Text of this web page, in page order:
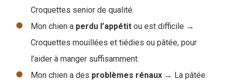
Croquettes senior de qualité.
Mon chien a perdu l’appétit ou est difficile →
Croquettes mouillées et tiédies ou pâtée, pour
l’aider à manger suffisamment.
Mon chien a des problèmes rénaux → La pâtée